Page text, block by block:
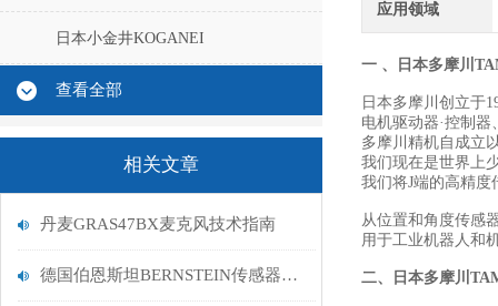
日本小金井KOGANEI
查看全部
相关文章
丹麦GRAS47BX麦克风技术指南
德国伯恩斯坦BERNSTEIN传感器6507903001描述
应用领域
一 、日本多摩川
日本多摩川创立于
电机驱动器·控制
多摩川精机自成立
我们现在是世界上
我们将J端的高精
从位置和角度传感
用于工业机器人和
二、 日本多摩川